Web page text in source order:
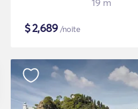
19 m
$2,689/noite